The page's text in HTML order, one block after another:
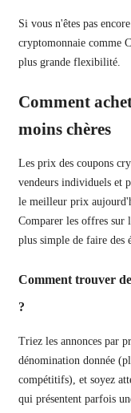
Si vous n'êtes pas
cryptomonnaie comme
plus grande flexibilité.
Comment
moins chères
Les prix des coupons
vendeurs individuels et
le meilleur prix
Comparer les offres sur
plus simple de faire des
Comment trouver
?
Triez les annonces par
dénomination donnée
compétitifs), et soyez
qui présentent parfois